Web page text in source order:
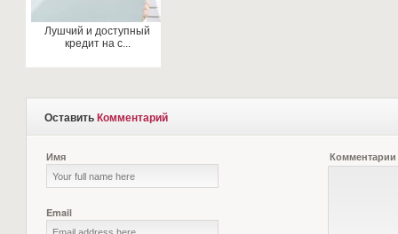
Лушчий и доступный
кредит на с...
ОставитьКомментарий
Имя
Email
Комментарии